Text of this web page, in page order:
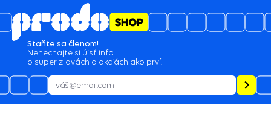
Staňte sa členom!
Nenechajte si újsť info
o super zľavách a akciách ako prví.